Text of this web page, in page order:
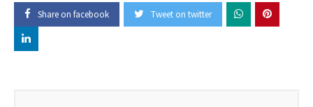
Share on facebook Tweet on twitter